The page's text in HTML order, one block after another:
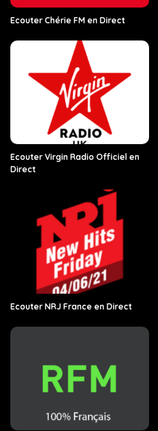
Ecouter Chérie FM en Direct
Ecouter Virgin Radio Officiel en
Direct
Ecouter NRJ France en Direct